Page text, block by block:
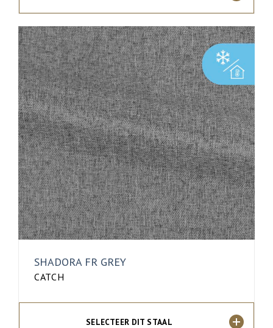
SHADORA FR GREY
CATCH
SELECTEER DIT STAAL